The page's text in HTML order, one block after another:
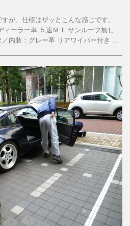
が、仕様はザッとこんな感じです。
ーラー車 ５速ＭＴ サンルーフ無し
内装：グレー革 リアワイパー付き ...